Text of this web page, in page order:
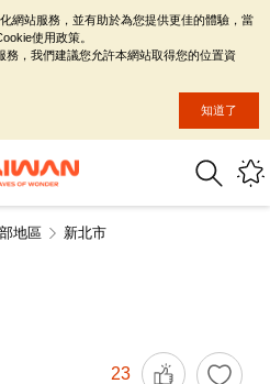
地區 新北市
23
網站服務，並有助於為您提供更佳的體驗，當
使用政策。
務，我們建議您允許本網站取得您的位置資
知道了